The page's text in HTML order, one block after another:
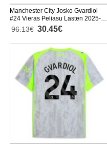
Manchester City Josko Gvardiol
#24 Vieras Peliasu Lasten 2025-26
Lyhythihainen (+ Lyhyet housut)
96.13€ 30.45€